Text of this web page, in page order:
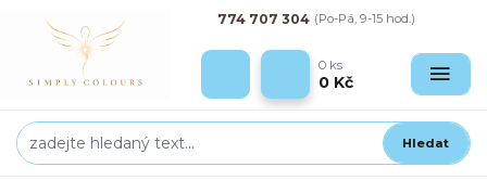
Hledat
774 707 304 (Po-Pá, 9-15 hod.)
0 ks
0 Kč